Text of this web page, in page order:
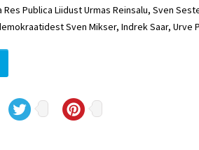
Publica Liidust Urmas Reinsalu, Sven
Sven Mikser, Indrek Saar, Urve